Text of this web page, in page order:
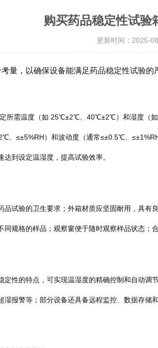
购买药品稳定性试验
更新时间：2025-
量，以确保设备能满足药品稳定性试验的
所需温度（如 25℃±2℃、40℃±2℃）和湿度（
、≤±5%RH）和波动度（通常≤±0.5℃、
到设定温湿度，提高试验效率。
试验的卫生要求；外箱材质应坚固耐用，具有
规格的样品；观察窗便于随时观察样品状态；
性的特点，可实现温湿度的精确控制和自动调节
报警等；部分设备还具备远程监控、数据存储